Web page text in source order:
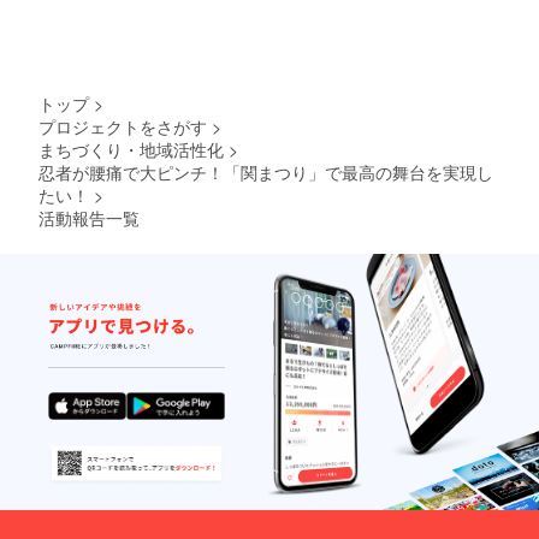
トップ >
プロジェクトをさがす >
まちづくり・地域活性化 >
忍者が腰痛で大ピンチ！「関まつり」で最高の舞台を実現し
たい！ >
活動報告一覧